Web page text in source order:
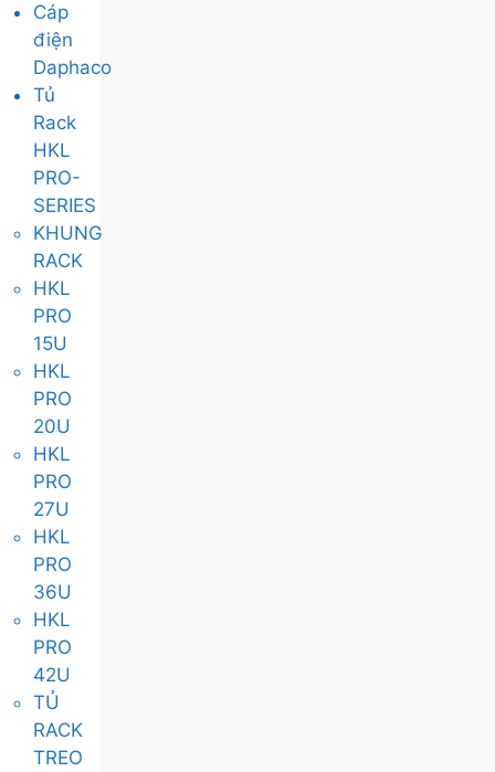
Cáp
điện
Daphaco
Tủ
Rack
HKL
PRO-
SERIES
KHUNG
RACK
HKL
PRO
15U
HKL
PRO
20U
HKL
PRO
27U
HKL
PRO
36U
HKL
PRO
42U
TỦ
RACK
TREO